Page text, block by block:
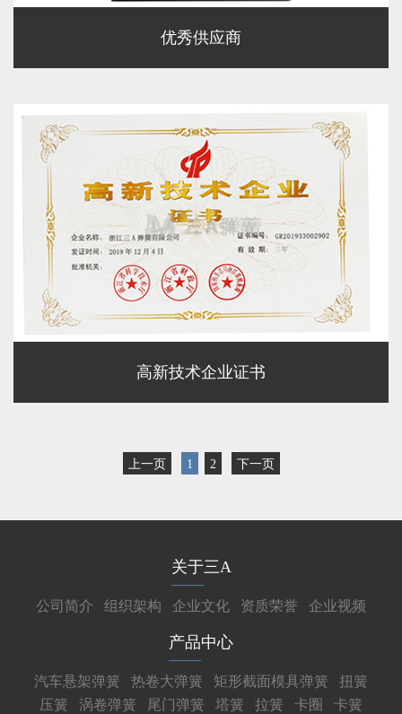
优秀供应商
高新技术企业证书
上一页 1 2 下一页
关于三A
公司简介 组织架构 企业文化 资质荣誉 企业视频
产品中心
汽车悬架弹簧 热卷大弹簧 矩形截面模具弹簧
扭簧
压簧
涡卷弹簧 尾门弹簧 塔簧 拉簧 卡圈
卡簧